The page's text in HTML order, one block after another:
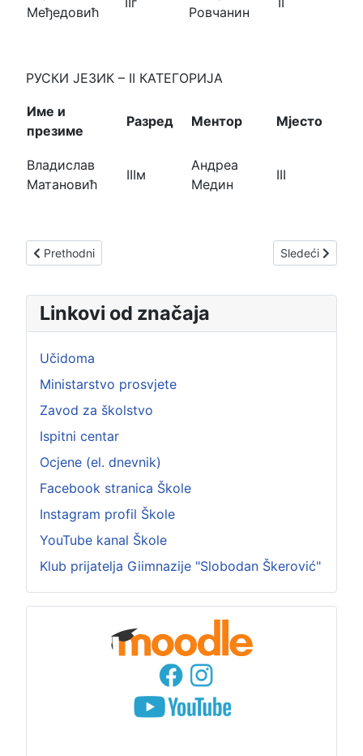
Међедовић
Ровчанин
РУСКИ ЈЕЗИК – II КАТЕГОРИЈА
Име и
презиме
Разред Ментор Мјесто
Владислав
Матановић
IIIм
Андреа
Медин
III
Prethodni članak: ДАН РЕПРЕЗЕНТАЦИЈА
Prethodni Sledeći
Sledeći
Linkovi od značaja
Učidoma
Ministarstvo prosvjete
Zavod za školstvo
Ispitni centar
Ocjene (el. dnevnik)
Facebook stranica Škole
Instagram profil Škole
YouTube kanal Škole
Klub prijatelja Giimnazije "Slobodan Škerović"